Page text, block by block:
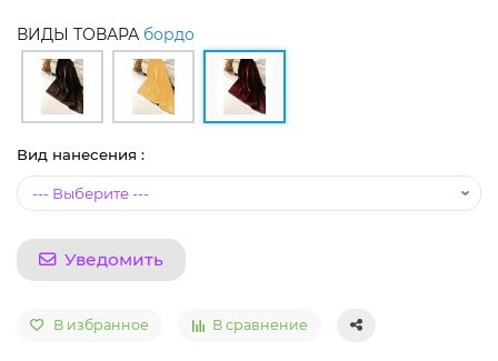
ВИДЫ ТОВАРА бордо
Вид нанесения :
Уведомить
В избранное В сравнение